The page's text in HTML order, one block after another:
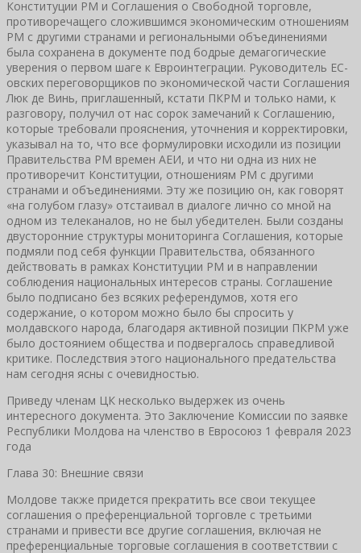
Конституции РМ и Соглашения о Свободной торговле,
противоречащего сложившимся экономическим отношениям
РМ с другими странами и региональными объединениями
была сохранена в документе под бодрые демагогические
уверения о первом шаге к Евроинтеграции. Руководитель ЕС-
овских переговорщиков по экономической части Соглашения
Люк де Винь, приглашенный, кстати ПКРМ и только нами, к
разговору, получил от нас сорок замечаний к Соглашению,
которые требовали прояснения, уточнения и корректировки,
указывал на то, что все формулировки исходили из позиции
Правительства РМ времен АЕИ, и что ни одна из них не
противоречит Конституции, отношениям РМ с другими
странами и объединениями. Эту же позицию он, как говорят
«на голубом глазу» отстаивал в диалоге лично со мной на
одном из телеканалов, но не был убедителен. Были созданы
двусторонние структуры мониторинга Соглашения, которые
подмяли под себя функции Правительства, обязанного
действовать в рамках Конституции РМ и в направлении
соблюдения национальных интересов страны. Соглашение
было подписано без всяких референдумов, хотя его
содержание, о котором можно было бы спросить у
молдавского народа, благодаря активной позиции ПКРМ уже
было достоянием общества и подвергалось справедливой
критике. Последствия этого национального предательства
нам сегодня ясны с очевидностью.
Приведу членам ЦК несколько выдержек из очень
интересного документа. Это Заключение Комиссии по заявке
Республики Молдова на членство в Евросоюз 1 февраля 2023
года
Глава 30: Внешние связи
Молдове также придется прекратить все свои текущее
соглашения о преференциальной торговле с третьими
странами и привести все другие соглашения, включая не
преференциальные торговые соглашения в соответствии с